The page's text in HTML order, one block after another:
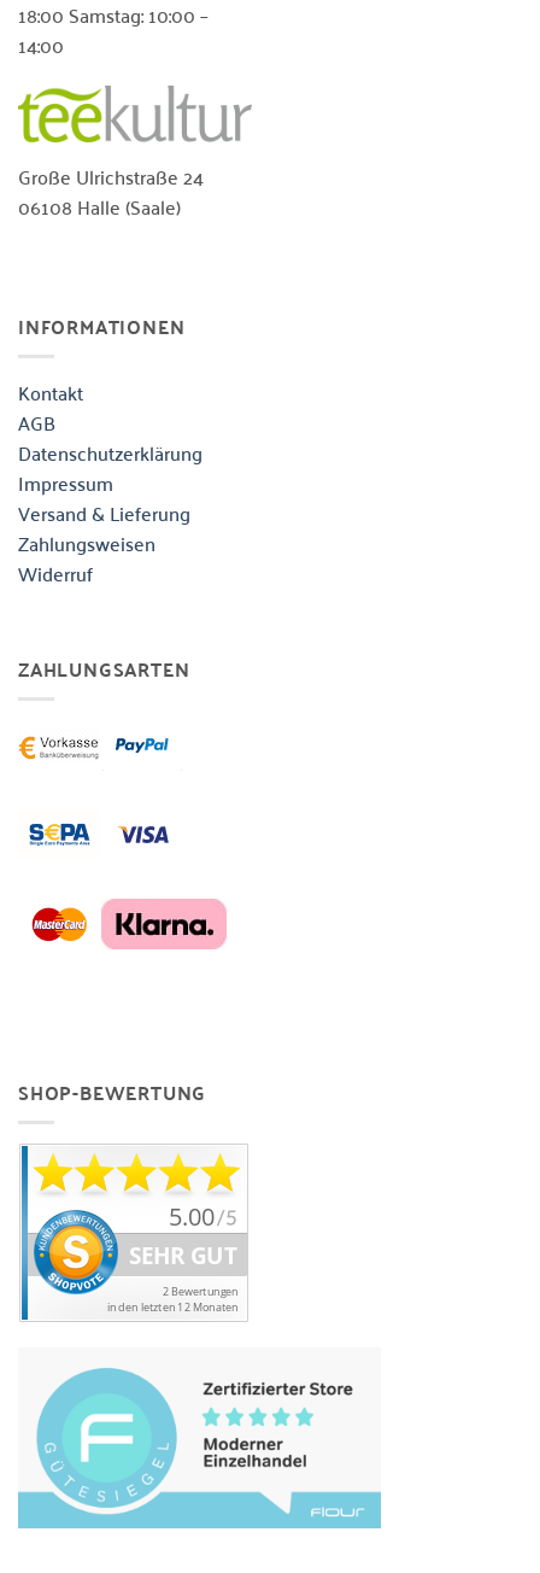
18:00 Samstag: 10:00 –
14:00
Große Ulrichstraße 24
06108 Halle (Saale)
INFORMATIONEN
Kontakt
AGB
Datenschutzerklärung
Impressum
Versand & Lieferung
Zahlungsweisen
Widerruf
ZAHLUNGSARTEN
SHOP-BEWERTUNG